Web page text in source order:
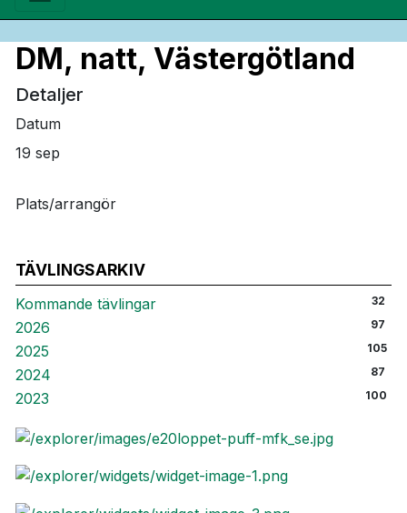
TÄVLINGSARKIV
Kommande tävlingar 32
2026 97
2025 105
2024 87
2023 100
DM, natt, Västergötland
Detaljer
Datum
19 sep
Plats/arrangör